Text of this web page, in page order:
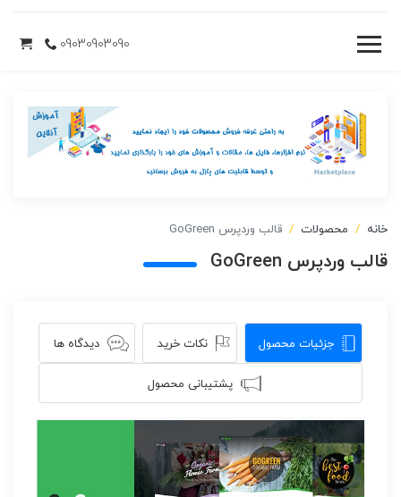
09030903090
خانه محصولات قالب وردپرس GoGreen
قالب وردپرس GoGreen
جزئیات محصول نکات خرید دیدگاه ها
پشتیبانی محصول